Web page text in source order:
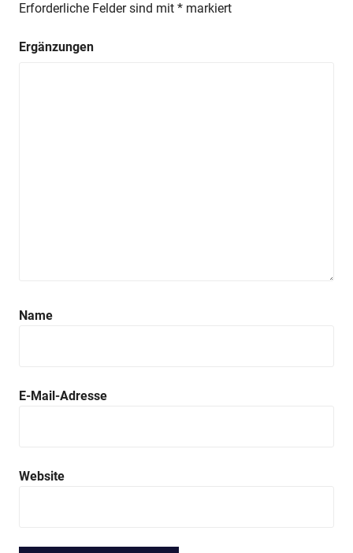
Erforderliche Felder sind mit * markiert
Ergänzungen
Name
E-Mail-Adresse
Website